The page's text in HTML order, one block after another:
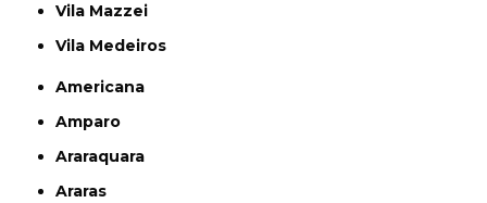
Vila Mazzei
Vila Medeiros
Americana
Amparo
Araraquara
Araras